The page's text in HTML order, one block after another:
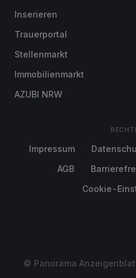
Inserieren
Trauerportal
Stellenmarkt
Immobilienmarkt
AZUBI NRW
Impressum
AGB
Cookie-
© Panorama